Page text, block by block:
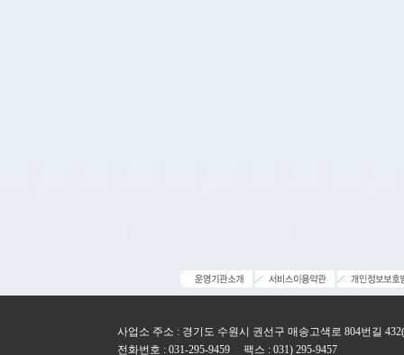
사업소 주소 : 경기도 수원시 권선구 매송고색로 804번길
전화번호 : 031-295-9459 팩스 : 031) 295-9457